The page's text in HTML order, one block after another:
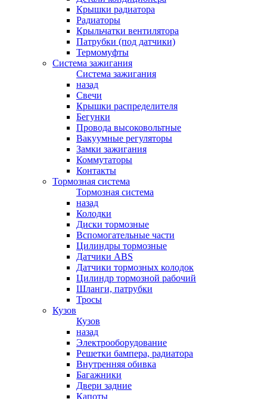
Крышки радиатора
Радиаторы
Крыльчатки вентилятора
Патрубки (под датчики)
Термомуфты
Система зажигания
Система зажигания
назад
Свечи
Крышки распределителя
Бегунки
Провода высоковольтные
Вакуумные регуляторы
Замки зажигания
Коммутаторы
Контакты
Тормозная система
Тормозная система
назад
Колодки
Диски тормозные
Вспомогательные части
Цилиндры тормозные
Датчики ABS
Датчики тормозных колодок
Цилиндр тормозной рабочий
Шланги, патрубки
Тросы
Кузов
Кузов
назад
Электрооборудование
Решетки бампера, радиатора
Внутренняя обивка
Багажники
Двери задние
Капоты